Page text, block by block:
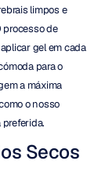
limpos e
processo de
gel em cada
para o
a máxima
Secos